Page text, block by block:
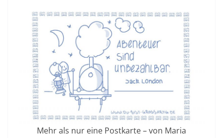
Mehr als nur eine Postkarte – von Maria